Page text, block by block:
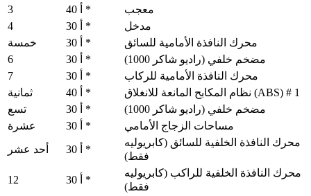
3
40 أ *
معجب
4
30 أ *
مدخل
خمسة
30 أ *
محرك النافذة الأمامية للسائق
6
30 أ *
مضخم خلفي (راديو شاكر 1000)
7
30 أ *
محرك النافذة الأمامية للركاب
ثمانية
40 أ *
نظام المكابح المانعة للانغلاق (ABS) # 1
تسع
30 أ *
مضخم خلفي (راديو شاكر 1000)
عشرة
30 أ *
مساحات الزجاج الأمامي
أحد عشر
30 أ *
محرك النافذة الخلفية للسائق (كابريوليه
فقط)
12
30 أ *
محرك النافذة الخلفية للراكب (كابريوليه
فقط)